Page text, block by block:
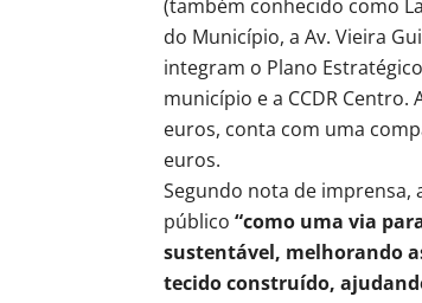
(também conhecido como
do Município, a Av. Vieira
integram o Plano
município e a CCDR
euros, conta com uma
euros.
Segundo nota de imprensa,
público “como uma via
sustentável, melhorando
tecido construído,